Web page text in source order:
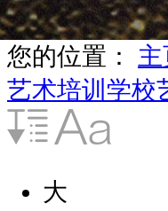
您的位置：
艺术培训学校
大